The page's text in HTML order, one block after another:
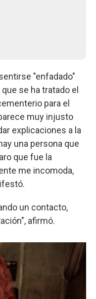
"enfadado"
se ha tratado el
para el
muy injusto
explicaciones a la
una persona que
que fue la
me incomoda,
un contacto,
afirmó.